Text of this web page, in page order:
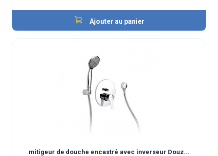
Ajouter au panier
mitigeur de douche encastré avec inverseur Douz...